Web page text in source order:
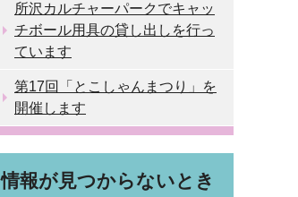
所沢カルチャーパークでキャッ
チボール用具の貸し出しを行っ
ています
第17回「とこしゃんまつり」を
開催します
情報が見つからないとき